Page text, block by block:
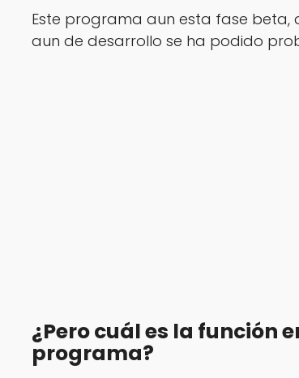
Este programa aun esta fase beta,
aun de desarrollo se ha podido
¿Pero cuál es la función
programa?